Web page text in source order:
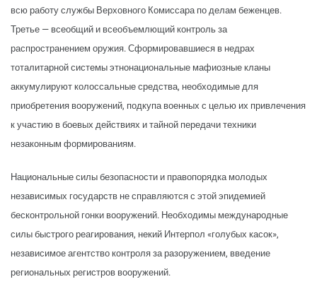
всю работу службы Верховного Комиссара по делам беженцев.
Третье — всеобщий и всеобъемлющий контроль за
распространением оружия. Сформировавшиеся в недрах
тоталитарной системы этнонациональные мафиозные кланы
аккумулируют колоссальные средства, необходимые для
приобретения вооружений, подкупа военных с целью их привлечения
к участию в боевых действиях и тайной передачи техники
незаконным формированиям.
Национальные силы безопасности и правопорядка молодых
независимых государств не справляются с этой эпидемией
бесконтрольной гонки вооружений. Необходимы международные
силы быстрого реагирования, некий Интерпол «голубых касок»,
независимое агентство контроля за разоружением, введение
региональных регистров вооружений.